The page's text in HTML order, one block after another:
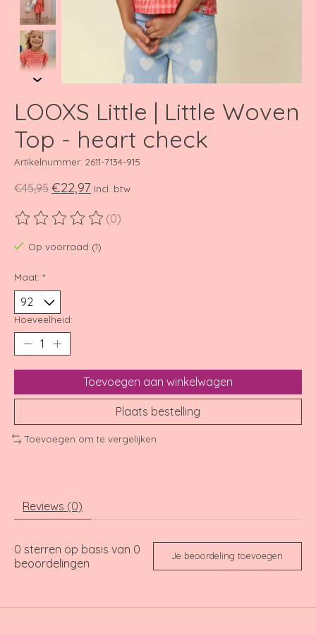
LOOXS Little | Little Woven
Top - heart check
Artikelnummer: 2611-7134-915
€45,95 €22,97 Incl. btw
De beoordeling van dit product is
(0)
Op voorraad (1)
Maat: *
Hoeveelheid:
Toevoegen aan winkelwagen
Plaats bestelling
Toevoegen om te vergelijken
Reviews (0)
0 sterren op basis van 0
beoordelingen
Je beoordeling toevoegen